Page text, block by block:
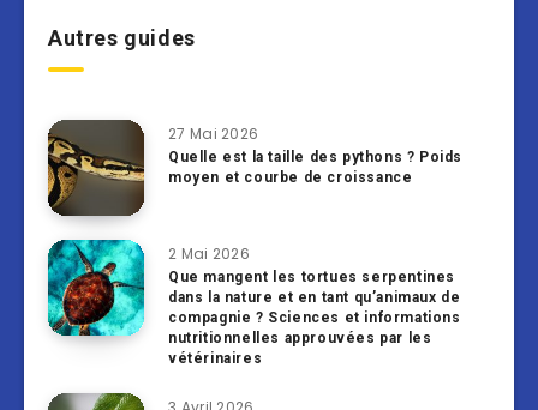
Autres guides
27 Mai 2026
Quelle est la taille des pythons ? Poids
moyen et courbe de croissance
2 Mai 2026
Que mangent les tortues serpentines
dans la nature et en tant qu’animaux de
compagnie ? Sciences et informations
nutritionnelles approuvées par les
vétérinaires